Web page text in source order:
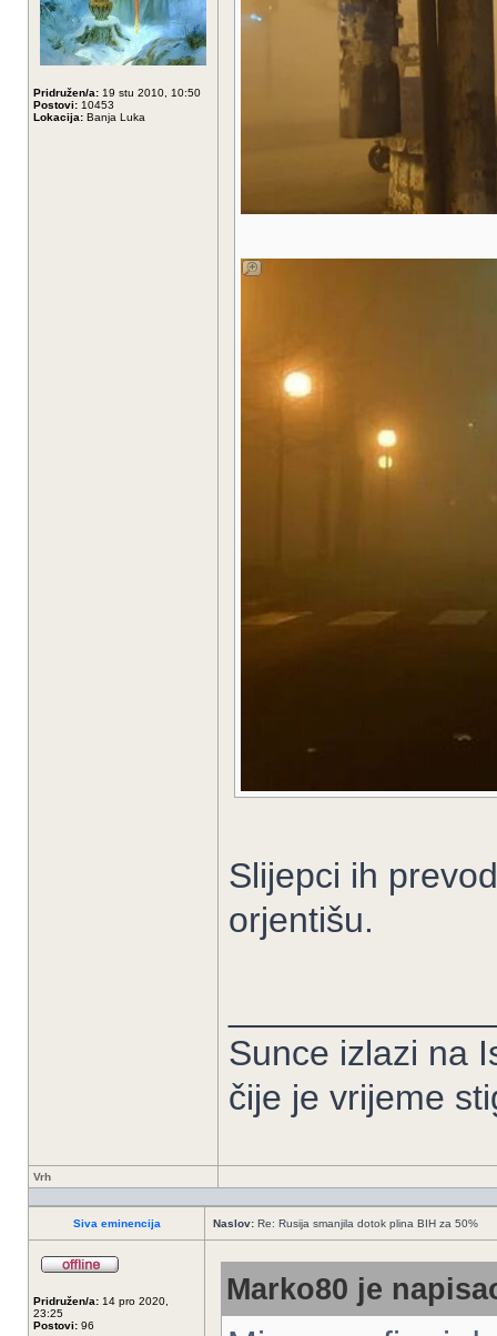
Pridružen/a: 19 stu 2010, 10:50
Postovi: 10453
Lokacija: Banja Luka
Slijepci ih
orjentišu.
Sunce izlazi na
čije je vrijeme
Vrh
Siva eminencija Naslov: Re: Rusija smanjila dotok plina BIH za 50%
Pridružen/a: 14 pro 2020,
23:25
Postovi: 96
Marko80 je